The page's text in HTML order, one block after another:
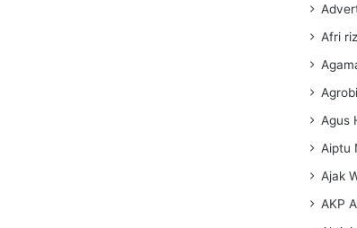
Afri
Agus
Aiptu
Ajak
AKP